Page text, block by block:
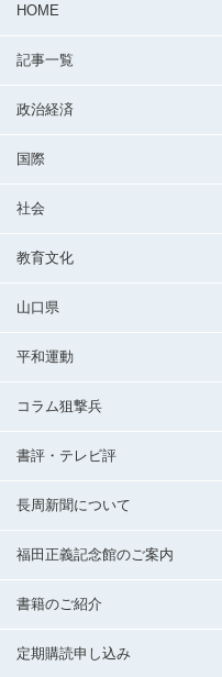
HOME
記事一覧
政治経済
国際
社会
教育文化
山口県
平和運動
コラム狙撃兵
書評・テレビ評
長周新聞について
福田正義記念館のご案内
書籍のご紹介
定期購読申し込み